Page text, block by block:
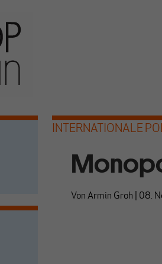
INTERNATIONALE
Von Armin Groh 08.